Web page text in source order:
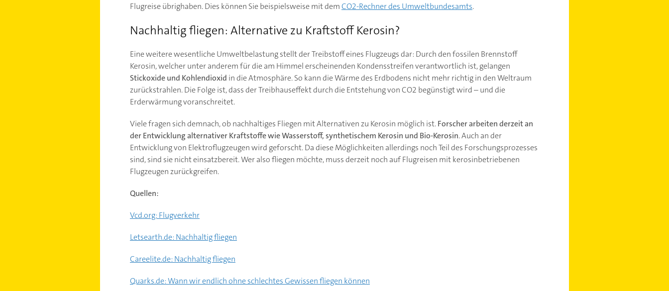
Flugreise übrighaben. Dies können Sie beispielsweise mit demCO2-Rechner des Umweltbundesamts.
Nachhaltig fliegen: Alternative zu Kraftstoff Kerosin?
Eine weitere wesentliche Umweltbelastung stellt der Treibstoff eines Flugzeugs dar: Durch den fossilen Brennstoff
Kerosin, welcher unter anderem für die am Himmel erscheinenden Kondensstreifen verantwortlich ist, gelangen
Stickoxide und Kohlendioxid in die Atmosphäre. So kann die Wärme des Erdbodens nicht mehr richtig in den Weltraum
zurückstrahlen. Die Folge ist, dass der Treibhauseffekt durch die Entstehung von CO2 begünstigt wird – und die
Erderwärmung voranschreitet.
Viele fragen sich demnach, ob nachhaltiges Fliegen mit Alternativen zu Kerosin möglich ist.Forscher arbeiten derzeit an
der Entwicklung alternativer Kraftstoffe wie Wasserstoff, synthetischem Kerosin und Bio-Kerosin. Auch an der
Entwicklung von Elektroflugzeugen wird geforscht. Da diese Möglichkeiten allerdings noch Teil des Forschungsprozesses
sind, sind sie nicht einsatzbereit. Wer also fliegen möchte, muss derzeit noch auf Flugreisen mit kerosinbetriebenen
Flugzeugen zurückgreifen.
Quellen:
Vcd.org: Flugverkehr
Letsearth.de: Nachhaltig fliegen
Careelite.de: Nachhaltig fliegen
Quarks.de: Wann wir endlich ohne schlechtes Gewissen fliegen können